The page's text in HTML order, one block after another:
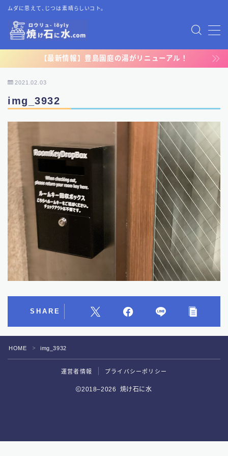
ムダに思えて、じつは素晴らしいコト。
MENU
TOP
プライバシーポリシー
お問い合わせ
【最新情報】豊島園庭の湯がリニューアル！
2021.02.03
img_3932
SHARE
HOME ＞ img_3932
運営者情報 プライバシーポリシー
2018–2026 焼け石に水
好評予約受付中！